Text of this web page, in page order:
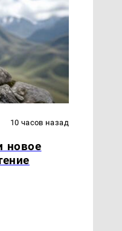
10 часов назад
новое